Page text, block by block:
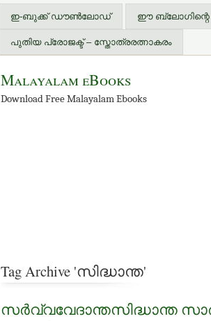
ഇ-ബുക്ക് ഡൗണ്‍ലോഡ് ഈ ബ്ലോഗിന്റെ
പുതിയ പ്രോജക്ട് – സ്തോത്രരത്നാകരം
Malayalam eBooks
Download Free Malayalam Ebooks
Tag Archive 'സിദ്ധാന്ത'
സര്‍വ്വവേദാന്തസിദ്ധാന്ത